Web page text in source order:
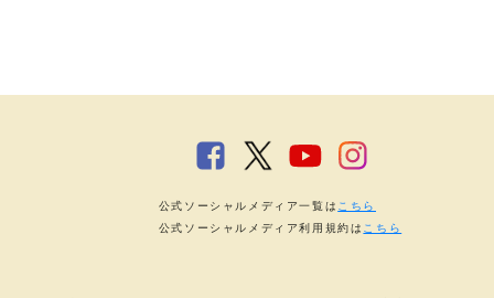
公式ソーシャルメディア一覧は こちら
公式ソーシャルメディア利用規約は こちら